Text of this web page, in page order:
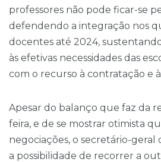
professores não pode ficar-se
defendendo a integração nos
docentes até 2024,
às efetivas necessidades das
com o recurso à contratação e
Apesar do balanço que faz da
feira, e de se mostrar otimista
negociações, o secretário-geral
a possibilidade de recorrer a